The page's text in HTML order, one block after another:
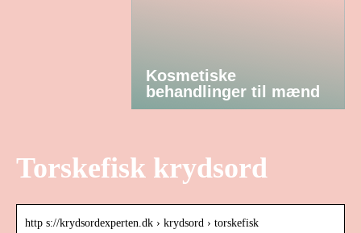
Kosmetiske
behandlinger til mænd
Torskefisk krydsord
http s://krydsordexperten.dk › krydsord › torskefisk